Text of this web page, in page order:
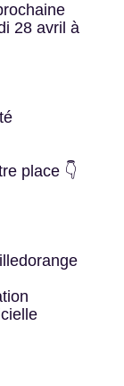
28 avril à
place 👇